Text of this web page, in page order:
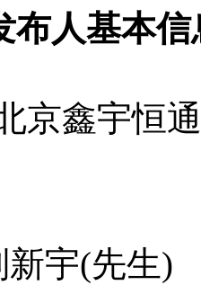
布人基本信
京鑫宇恒
新宇(先生)